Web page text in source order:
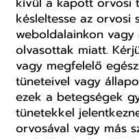
késleltesse az orvosi
weboldalainkon
olvasottak miatt.
vagy megfelelő
tüneteivel vagy
ezek a betegségek
tünetekkel
orvosával vagy más